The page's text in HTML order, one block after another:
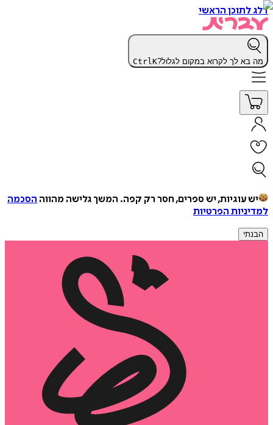
דלג לתוכן הראשי
מה בא לך לקרוא במקום לגלול? CtrlK
יש עוגיות, יש ספרים, חסר רק קפה. המשך גלישה מהווה הסכמה
למדיניות הפרטיות
הבנתי